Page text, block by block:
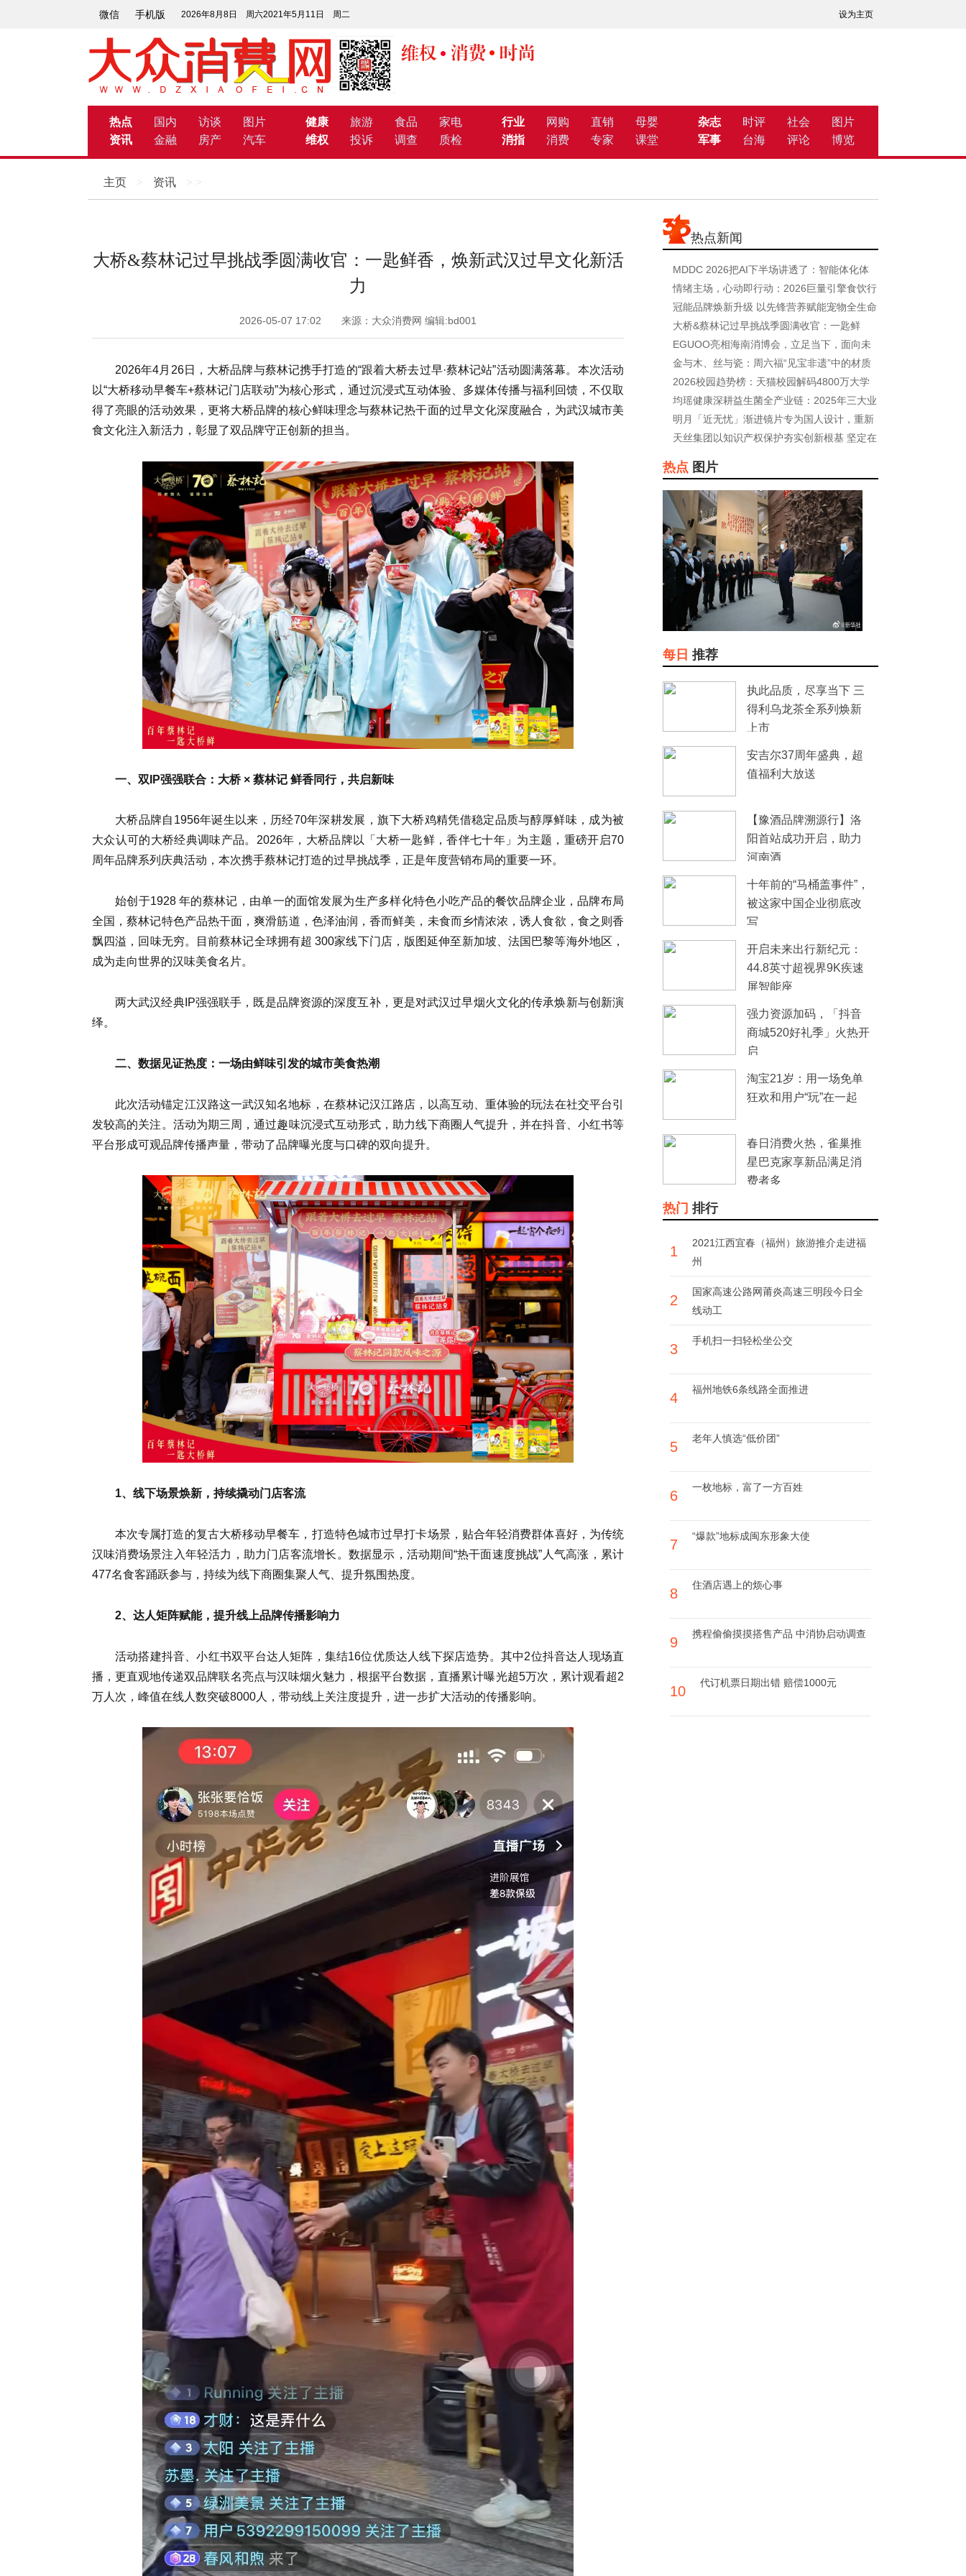
微信 手机版 2026年8月8日 周六2021年5月11日 周二 设为主页
热点 国内 访谈
图片
资讯
金融 房产 汽车
健康 旅游 食品
家电
维权
投诉 调查 质检
行业 网购 直销
母婴
消指
消费 专家 课堂
杂志 时评 社会
图片
军事
台海 评论 博览
主页 > 资讯 > >
大桥&蔡林记过早挑战季圆满收官：一匙鲜香，焕新武汉过早文化新活
力
2026-05-07 17:02 来源：大众消费网 编辑:bd001
2026年4月26日，大桥品牌与蔡林记携手打造的“跟着大桥去过早·蔡林记站”活动圆满落幕。本次活动
以“大桥移动早餐车+蔡林记门店联动”为核心形式，通过沉浸式互动体验、多媒体传播与福利回馈，不仅取
得了亮眼的活动效果，更将大桥品牌的核心鲜味理念与蔡林记热干面的过早文化深度融合，为武汉城市美
食文化注入新活力，彰显了双品牌守正创新的担当。
一、双IP强强联合：大桥 × 蔡林记 鲜香同行，共启新味
大桥品牌自1956年诞生以来，历经70年深耕发展，旗下大桥鸡精凭借稳定品质与醇厚鲜味，成为被
大众认可的大桥经典调味产品。2026年，大桥品牌以「大桥一匙鲜，香伴七十年」为主题，重磅开启70
周年品牌系列庆典活动，本次携手蔡林记打造的过早挑战季，正是年度营销布局的重要一环。
始创于1928 年的蔡林记，由单一的面馆发展为生产多样化特色小吃产品的餐饮品牌企业，品牌布局
全国，蔡林记特色产品热干面，爽滑筋道，色泽油润，香而鲜美，未食而乡情浓浓，诱人食欲，食之则香
飘四溢，回味无穷。目前蔡林记全球拥有超 300家线下门店，版图延伸至新加坡、法国巴黎等海外地区，
成为走向世界的汉味美食名片。
两大武汉经典IP强强联手，既是品牌资源的深度互补，更是对武汉过早烟火文化的传承焕新与创新演
绎。
二、数据见证热度：一场由鲜味引发的城市美食热潮
此次活动锚定江汉路这一武汉知名地标，在蔡林记汉江路店，以高互动、重体验的玩法在社交平台引
发较高的关注。活动为期三周，通过趣味沉浸式互动形式，助力线下商圈人气提升，并在抖音、小红书等
平台形成可观品牌传播声量，带动了品牌曝光度与口碑的双向提升。
1、线下场景焕新，持续撬动门店客流
本次专属打造的复古大桥移动早餐车，打造特色城市过早打卡场景，贴合年轻消费群体喜好，为传统
汉味消费场景注入年轻活力，助力门店客流增长。数据显示，活动期间“热干面速度挑战”人气高涨，累计
477名食客踊跃参与，持续为线下商圈集聚人气、提升氛围热度。
2、达人矩阵赋能，提升线上品牌传播影响力
活动搭建抖音、小红书双平台达人矩阵，集结16位优质达人线下探店造势。其中2位抖音达人现场直
播，更直观地传递双品牌联名亮点与汉味烟火魅力，根据平台数据，直播累计曝光超5万次，累计观看超2
万人次，峰值在线人数突破8000人，带动线上关注度提升，进一步扩大活动的传播影响。
热点新闻
MDDC 2026把AI下半场讲透了：智能体化体
验将无处不
情绪主场，心动即行动：2026巨量引擎食饮行
业星
冠能品牌焕新升级 以先锋营养赋能宠物全生命
周
大桥&蔡林记过早挑战季圆满收官：一匙鲜
香，
EGUOO亮相海南消博会，立足当下，面向未
来，共商
金与木、丝与瓷：周六福“见宝非遗”中的材质
2026校园趋势榜：天猫校园解码4800万大学
生的消费
均瑶健康深耕益生菌全产业链：2025年三大业
务协
明月「近无忧」渐进镜片专为国人设计，重新
定
天丝集团以知识产权保护夯实创新根基 坚定在
热点 图片
每日 推荐
执此品质，尽享当下 三
得利乌龙茶全系列焕新
上市
安吉尔37周年盛典，超
值福利大放送
【豫酒品牌溯源行】洛
阳首站成功开启，助力
河南酒
十年前的“马桶盖事件”，
被这家中国企业彻底改
写
开启未来出行新纪元：
44.8英寸超视界9K疾速
屏智能座
强力资源加码，「抖音
商城520好礼季」火热开
启
淘宝21岁：用一场免单
狂欢和用户“玩”在一起
春日消费火热，雀巢推
星巴克家享新品满足消
费者多
热门 排行
1
2021江西宜春（福州）旅游推介走进福
州
2
国家高速公路网莆炎高速三明段今日全
线动工
3
手机扫一扫轻松坐公交
4
福州地铁6条线路全面推进
5
老年人慎选“低价团”
6
一枚地标，富了一方百姓
7
“爆款”地标成闽东形象大使
8
住酒店遇上的烦心事
9
携程偷偷摸摸搭售产品 中消协启动调查
10
代订机票日期出错 赔偿1000元